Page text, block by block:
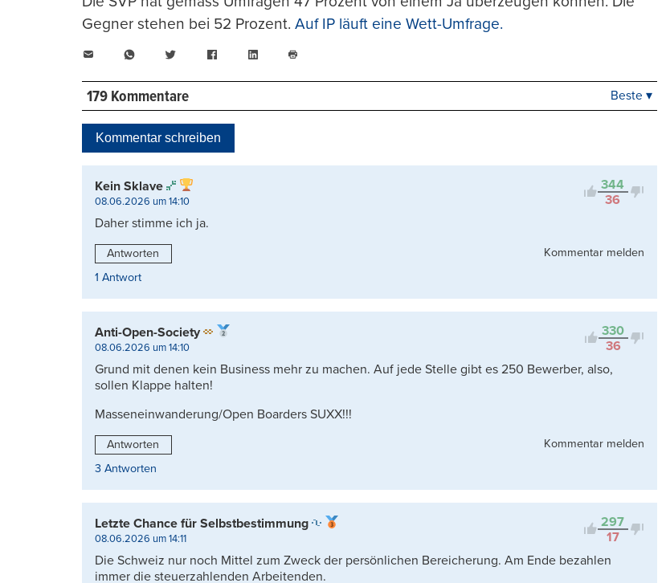
Gegner stehen bei 52 Prozent. Auf IP läuft eine Wett-Umfrage.
WhatsAppTwitter FacebookLinkedIn
drucken
179 Kommentare
Kontrovers
Beste ▾
Kommentar schreiben
344
36
Kein Sklave
08.06.2026 um 14:10
Daher stimme ich ja.
Antworten
Kommentar melden
1 Antwort
330
36
Anti-Open-Society
08.06.2026 um 14:10
Grund mit denen kein Business mehr zu machen. Auf jede Stelle gibt es 250 Bewerber, also,
sollen Klappe halten!
Masseneinwanderung/Open Boarders SUXX!!!
Antworten
Kommentar melden
3 Antworten
297
17
Letzte Chance für Selbstbestimmung
08.06.2026 um 14:11
Die Schweiz nur noch Mittel zum Zweck der persönlichen Bereicherung. Am Ende bezahlen
immer die steuerzahlenden Arbeitenden.